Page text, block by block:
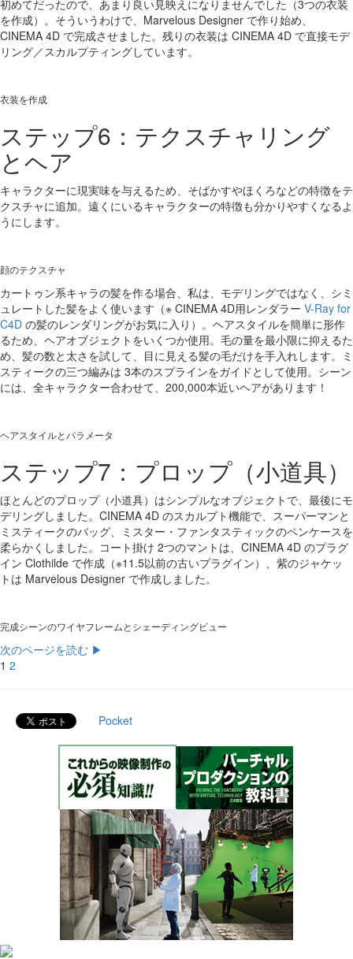
初めてだったので、あまり良い見映えになりませんでした（3つの衣装
を作成）。そういうわけで、Marvelous Designer で作り始め、
CINEMA 4D で完成させました。残りの衣装は CINEMA 4D で直接モデ
リング／スカルプティングしています。
衣装を作成
ステップ6：テクスチャリング
とヘア
キャラクターに現実味を与えるため、そばかすやほくろなどの特徴をテ
クスチャに追加。遠くにいるキャラクターの特徴も分かりやすくなるよ
うにします。
顔のテクスチャ
カートゥン系キャラの髪を作る場合、私は、モデリングではなく、シミ
ュレートした髪をよく使います（※ CINEMA 4D用レンダラー V-Ray for
C4D の髪のレンダリングがお気に入り）。ヘアスタイルを簡単に形作
るため、ヘアオブジェクトをいくつか使用。毛の量を最小限に抑えるた
め、髪の数と太さを試して、目に見える髪の毛だけを手入れします。ミ
スティークの三つ編みは 3本のスプラインをガイドとして使用。シーン
には、全キャラクター合わせて、200,000本近いヘアがあります！
ヘアスタイルとパラメータ
ステップ7：プロップ（小道具）
ほとんどのプロップ（小道具）はシンプルなオブジェクトで、最後にモ
デリングしました。CINEMA 4D のスカルプト機能で、スーパーマンと
ミスティークのバッグ、ミスター・ファンタスティックのペンケースを
柔らかくしました。コート掛け 2つのマントは、CINEMA 4D のプラグ
イン Clothilde で作成（※11.5以前の古いプラグイン）、紫のジャケッ
トは Marvelous Designer で作成しました。
完成シーンのワイヤフレームとシェーディングビュー
次のページを読む ▶
1 2
Pocket